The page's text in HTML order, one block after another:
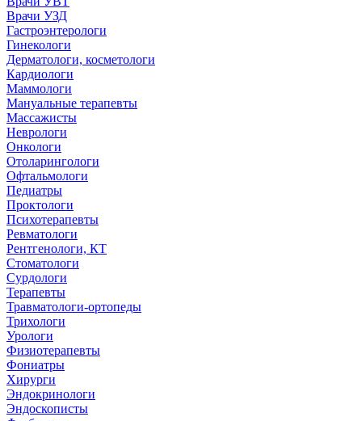
Врачи УЗД
Гастроэнтерологи
Гинекологи
Дерматологи, косметологи
Кардиологи
Маммологи
Мануальные терапевты
Массажисты
Неврологи
Онкологи
Отоларингологи
Офтальмологи
Педиатры
Проктологи
Психотерапевты
Ревматологи
Рентгенологи, КТ
Стоматологи
Сурдологи
Терапевты
Травматологи-ортопеды
Трихологи
Урологи
Физиотерапевты
Фониатры
Хирурги
Эндокринологи
Эндоскописты